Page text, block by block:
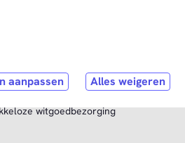
witgoedbezorging